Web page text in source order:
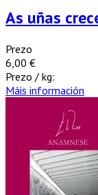
As uñas
Prezo
6,00 €
Prezo / kg:
Máis información